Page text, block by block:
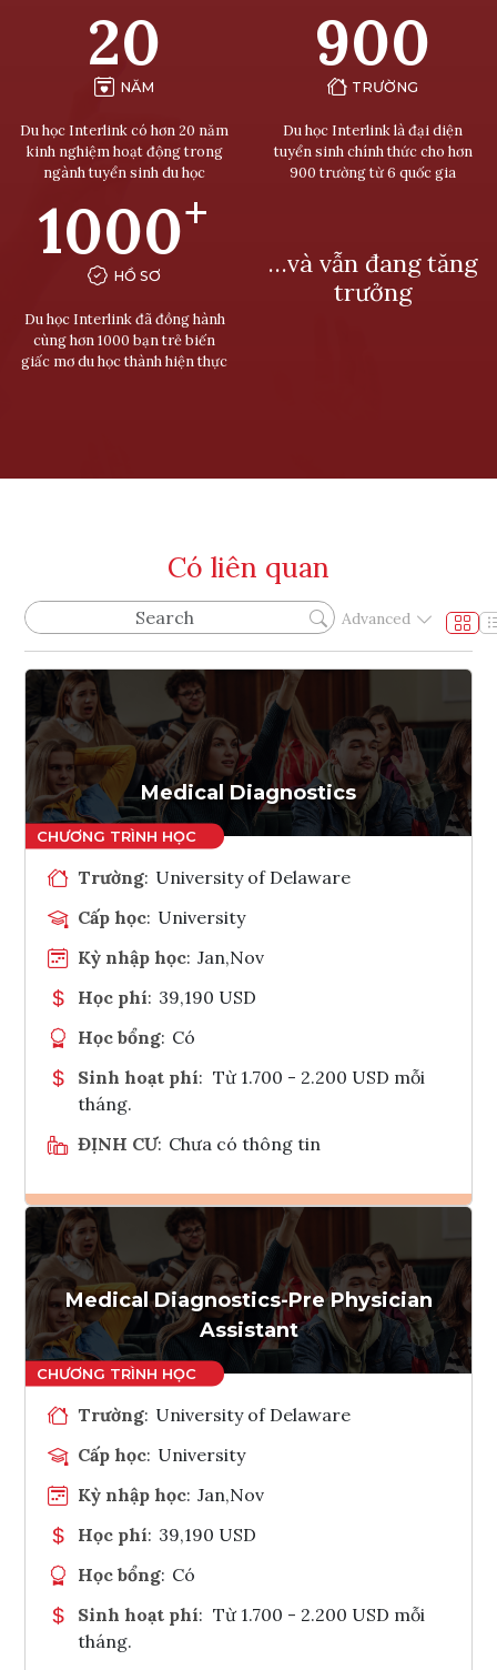
20
NĂM
Du học Interlink có hơn 20 năm
kinh nghiệm hoạt động trong
ngành tuyển sinh du học
900
TRƯỜNG
Du học Interlink là đại diện
tuyển sinh chính thức cho hơn
900 trường từ 6 quốc gia
1000+
HỒ SƠ
Du học Interlink đã đồng hành
cùng hơn 1000 bạn trẻ biến
giấc mơ du học thành hiện thực
…và vẫn đang tăng
trưởng
Có liên quan
Advanced
Medical Diagnostics
Trường: University of Delaware
Cấp học: University
Kỳ nhập học: Jan,Nov
Học phí: 39,190 USD
Học bổng: Có
Sinh hoạt phí: Từ 1.700 - 2.200 USD mỗi
tháng.
ĐỊNH CƯ: Chưa có thông tin
Ghi danh
Tham vấn Interlink
Medical Diagnostics-Pre Physician
Assistant
Trường: University of Delaware
Cấp học: University
Kỳ nhập học: Jan,Nov
Học phí: 39,190 USD
Học bổng: Có
Sinh hoạt phí: Từ 1.700 - 2.200 USD mỗi
tháng.